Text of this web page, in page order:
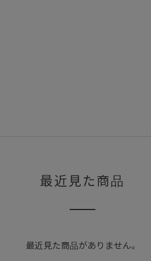
最近見た商品
最近見た商品がありません。